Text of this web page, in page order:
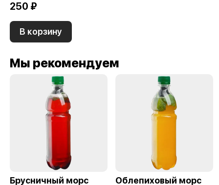
250 ₽
В корзину
Мы рекомендуем
Брусничный морс Облепиховый морс